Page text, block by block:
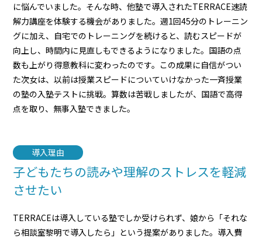
に悩んでいました。そんな時、他塾で導入されたTERRACE速読
解力講座を体験する機会がありました。週1回45分のトレーニン
グに加え、自宅でのトレーニングを続けると、読むスピードが
向上し、時間内に見直しもできるようになりました。国語の点
数も上がり得意教科に変わったのです。この成果に自信がつい
た次女は、以前は授業スピードについていけなかった一斉授業
の塾の入塾テストに挑戦。算数は苦戦しましたが、国語で高得
点を取り、無事入塾できました。
導入理由
子どもたちの読みや理解のストレスを軽減
させたい
TERRACEは導入している塾でしか受けられず、娘から「それな
ら相談室黎明で導入したら」という提案がありました。導入費